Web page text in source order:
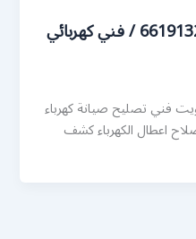
رقم كهربائي الضباعية / 66191325 / فني كهربائي
فني تصليح صيانة كهرباء
خدمة 24 ساعة إصلاح اعطال الكهرباء كشف